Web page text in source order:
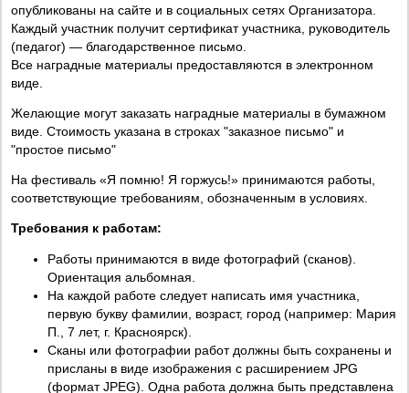
опубликованы на сайте и в социальных сетях Организатора.
Каждый участник получит сертификат участника, руководитель
(педагог) — благодарственное письмо.
Все наградные материалы предоставляются в электронном
виде.
Желающие могут заказать наградные материалы в бумажном
виде. Стоимость указана в строках "заказное письмо" и
"простое письмо"
На фестиваль «Я помню! Я горжусь!» принимаются работы,
соответствующие требованиям, обозначенным в условиях.
Требования к работам:
Работы принимаются в виде фотографий (сканов).
Ориентация альбомная.
На каждой работе следует написать имя участника,
первую букву фамилии, возраст, город (например: Мария
П., 7 лет, г. Красноярск).
Сканы или фотографии работ должны быть сохранены и
присланы в виде изображения с расширением JPG
(формат JPEG). Одна работа должна быть представлена